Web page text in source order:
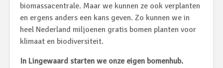
biomassacentrale. Maar we kunnen ze ook verplanten
en ergens anders een kans geven. Zo kunnen we in
heel Nederland miljoenen gratis bomen planten voor
klimaat en biodiversiteit.
In Lingewaard starten we onze eigen bomenhub.